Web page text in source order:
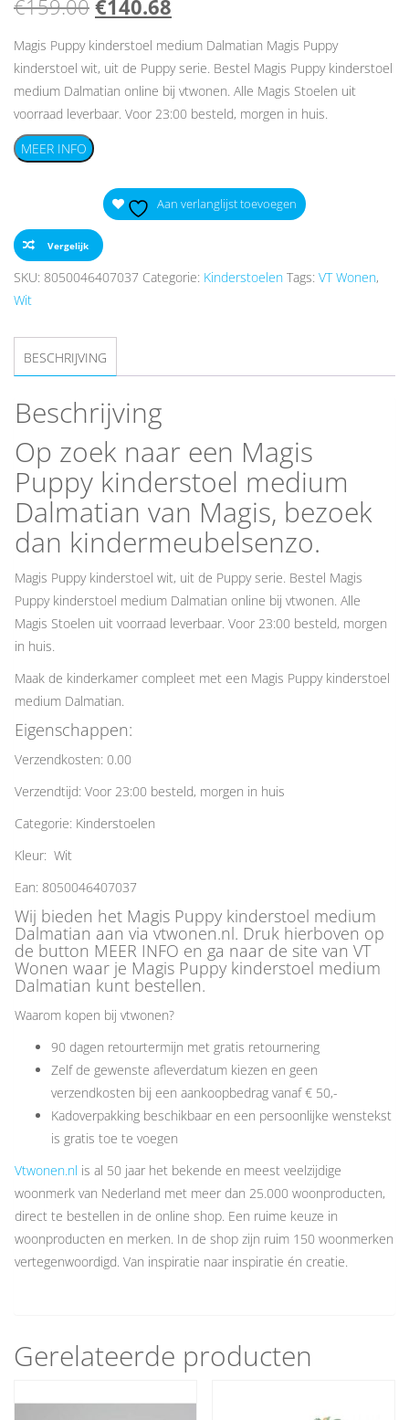
€159.00
prijs
was:
€159.00.
€140.68
prijs
is:
€140.68.
Magis Puppy kinderstoel medium Dalmatian Magis Puppy
kinderstoel wit, uit de Puppy serie. Bestel Magis Puppy kinderstoel
medium Dalmatian online bij vtwonen. Alle Magis Stoelen uit
voorraad leverbaar. Voor 23:00 besteld, morgen in huis.
MEER INFO
Aan verlanglijst toevoegen
Vergelijk
SKU: 8050046407037 Categorie: Kinderstoelen Tags: VT Wonen,
Wit
BESCHRIJVING
Beschrijving
Op zoek naar een Magis
Puppy kinderstoel medium
Dalmatian van Magis, bezoek
dan kindermeubelsenzo.
Magis Puppy kinderstoel wit, uit de Puppy serie. Bestel Magis
Puppy kinderstoel medium Dalmatian online bij vtwonen. Alle
Magis Stoelen uit voorraad leverbaar. Voor 23:00 besteld, morgen
in huis.
Maak de kinderkamer compleet met een Magis Puppy kinderstoel
medium Dalmatian.
Eigenschappen:
Verzendkosten: 0.00
Verzendtijd: Voor 23:00 besteld, morgen in huis
Categorie: Kinderstoelen
Kleur: Wit
Ean: 8050046407037
Wij bieden het Magis Puppy kinderstoel medium
Dalmatian aan via vtwonen.nl. Druk hierboven op
de button MEER INFO en ga naar de site van VT
Wonen waar je Magis Puppy kinderstoel medium
Dalmatian kunt bestellen.
Waarom kopen bij vtwonen?
90 dagen retourtermijn met gratis retournering
Zelf de gewenste afleverdatum kiezen en geen
verzendkosten bij een aankoopbedrag vanaf € 50,-
Kadoverpakking beschikbaar en een persoonlijke wenstekst
is gratis toe te voegen
Vtwonen.nl is al 50 jaar het bekende en meest veelzijdige
woonmerk van Nederland met meer dan 25.000 woonproducten,
direct te bestellen in de online shop. Een ruime keuze in
woonproducten en merken. In de shop zijn ruim 150 woonmerken
vertegenwoordigd. Van inspiratie naar inspiratie én creatie.
Gerelateerde producten